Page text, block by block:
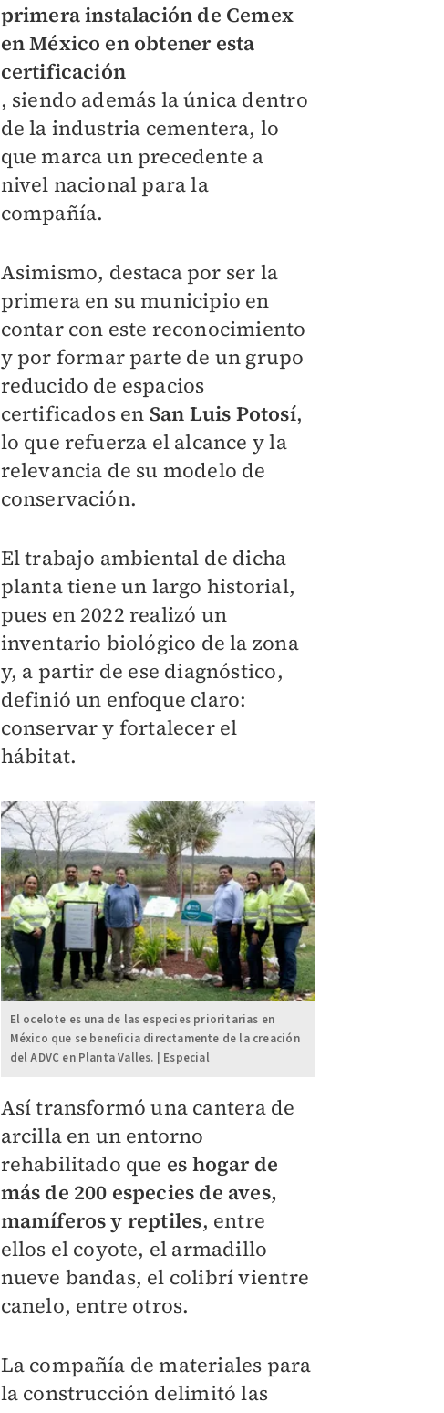
primera instalación de Cemex
en México en obtener esta
certificación
, siendo además la única dentro
de la industria cementera, lo
que marca un precedente a
nivel nacional para la
compañía.
Asimismo, destaca por ser la
primera en su municipio en
contar con este reconocimiento
y por formar parte de un grupo
reducido de espacios
certificados en San Luis Potosí,
lo que refuerza el alcance y la
relevancia de su modelo de
conservación.
El trabajo ambiental de dicha
planta tiene un largo historial,
pues en 2022 realizó un
inventario biológico de la zona
y, a partir de ese diagnóstico,
definió un enfoque claro:
conservar y fortalecer el
hábitat.
El ocelote es una de las especies prioritarias en
México que se beneficia directamente de la creación
del ADVC en Planta Valles. | Especial
Así transformó una cantera de
arcilla en un entorno
rehabilitado que es hogar de
más de 200 especies de aves,
mamíferos y reptiles, entre
ellos el coyote, el armadillo
nueve bandas, el colibrí vientre
canelo, entre otros.
La compañía de materiales para
la construcción delimitó las